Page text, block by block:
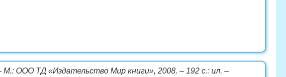
М.: ООО ТД «Издательство Мир книги», 2008. – 192 с.: ил. –